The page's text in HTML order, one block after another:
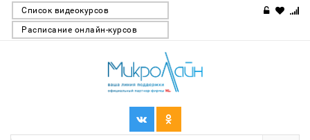
Список видеокурсов
Расписание онлайн-курсов